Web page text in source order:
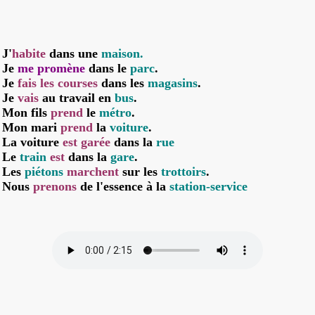
J'habite dans une maison.
Je me promène dans le parc.
Je fais les courses dans les magasins.
Je vais au travail en bus.
Mon fils prend le métro.
Mon mari prend la voiture.
La voiture est garée dans la rue
Le train est dans la gare.
Les piétons marchent sur les trottoirs.
Nous prenons de l'essence à la station-service